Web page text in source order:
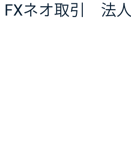
FXネオ取引 法